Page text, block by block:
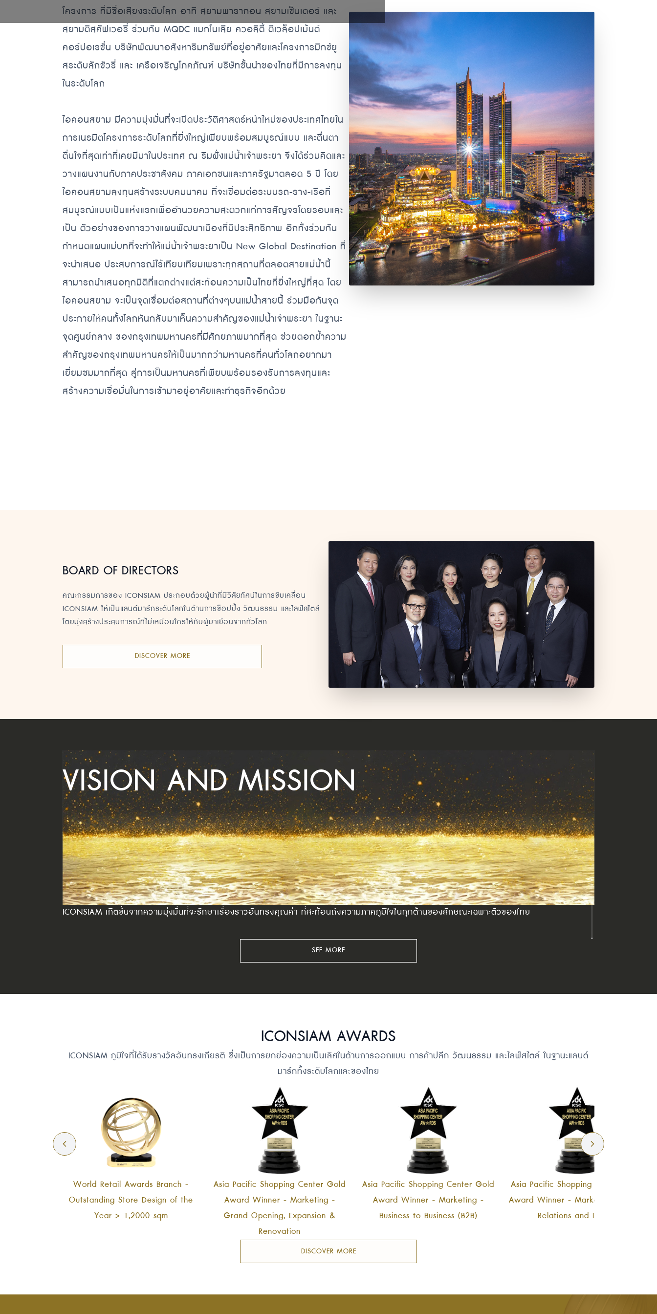
โครงการ ที่มีชื่อเสียงระดับโลก อาทิ สยามพารากอน สยามเซ็นเตอร์ และ
สยามดิสคัฟเวอรี่ ร่วมกับ MQDC แมกโนเลีย ควอลิตี้ ดีเวล็อปเม้นต์
คอร์ปอเรชั่น บริษัทพัฒนาอสังหาริมทรัพย์ที่อยู่อาศัยและโครงการมิกซ์ยู
สระดับลักชัวรี่ และ เครือเจริญโภคภัณฑ์ บริษัทชั้นนำของไทยที่มีการลงทุน
ในระดับโลก
ไอคอนสยาม มีความมุ่งมั่นที่จะเปิดประวัติศาสตร์หน้าใหม่ของประเทศไทยใน
การเนรมิตโครงการระดับโลกที่ยิ่งใหญ่เพียบพร้อมสมบูรณ์แบบ และตื่นตา
ตื่นใจที่สุดเท่าที่เคยมีมาในประเทศ ณ ริมฝั่งแม่น้ำเจ้าพระยา จึงได้ร่วมคิดและ
วางแผนงานกับภาคประชาสังคม ภาคเอกชนและภาครัฐมาตลอด 5 ปี โดย
ไอคอนสยามลงทุนสร้างระบบคมนาคม ที่จะเชื่อมต่อระบบรถ-ราง-เรือที่
สมบูรณ์แบบเป็นแห่งแรกเพื่ออำนวยความสะดวกแก่การสัญจรโดยรอบและ
เป็น ตัวอย่างของการวางแผนพัฒนาเมืองที่มีประสิทธิภาพ อีกทั้งร่วมกัน
กำหนดแผนแม่บทที่จะทำให้แม่น้ำเจ้าพระยาเป็น New Global Destination ที่
จะนำเสนอ ประสบการณ์ไร้เทียบเทียมเพราะทุกสถานที่ตลอดสายแม่น้ำนี้
สามารถนำเสนอทุกมิติที่แตกต่างแต่สะท้อนความเป็นไทยที่ยิ่งใหญ่ที่สุด โดย
ไอคอนสยาม จะเป็นจุดเชื่อมต่อสถานที่ต่างๆบนแม่น้ำสายนี้ ร่วมมือกันจุด
ประกายให้คนทั้งโลกหันกลับมาเห็นความสำคัญของแม่น้ำเจ้าพระยา ในฐานะ
จุดศูนย์กลาง ของกรุงเทพมหานครที่มีศักยภาพมากที่สุด ช่วยตอกย้ำความ
สำคัญของกรุงเทพมหานครให้เป็นมากกว่ามหานครที่คนทั่วโลกอยากมา
เยี่ยมชมมากที่สุด สู่การเป็นมหานครที่เพียบพร้อมรองรับการลงทุนและ
สร้างความเชื่อมั่นในการเข้ามาอยู่อาศัยและทำธุรกิจอีกด้วย
BOARD OF DIRECTORS
คณะกรรมการของ ICONSIAM ประกอบด้วยผู้นำที่มีวิสัยทัศน์ในการขับเคลื่อน
ICONSIAM ให้เป็นแลนด์มาร์กระดับโลกในด้านการช็อปปิ้ง วัฒนธรรม และไลฟ์สไตล์
โดยมุ่งสร้างประสบการณ์ที่ไม่เหมือนใครให้กับผู้มาเยือนจากทั่วโลก
DISCOVER MORE
VISION AND MISSION
ICONSIAM เกิดขึ้นจากความมุ่งมั่นที่จะรักษาเรื่องราวอันทรงคุณค่า ที่สะท้อนถึงความภาคภูมิใจในทุกด้านของลักษณะเฉพาะตัวของไทย
SEE MORE
ICONSIAM AWARDS
ICONSIAM ภูมิใจที่ได้รับรางวัลอันทรงเกียรติ ซึ่งเป็นการยกย่องความเป็นเลิศในด้านการออกแบบ การค้าปลีก วัฒนธรรม และไลฟ์สไตล์ ในฐานะแลนด์
มาร์กทั้งระดับโลกและของไทย
World Retail Awards Branch -
Outstanding Store Design of the
Year > 1,2000 sqm
Asia Pacific Shopping Center Gold
Award Winner - Marketing -
Grand Opening, Expansion &
Renovation
Asia Pacific Shopping Center Gold
Award Winner - Marketing -
Business-to-Business (B2B)
Asia Pacific Shopping Center Gold
Award Winner - Marketing - Public
Relations and Events
DISCOVER MORE